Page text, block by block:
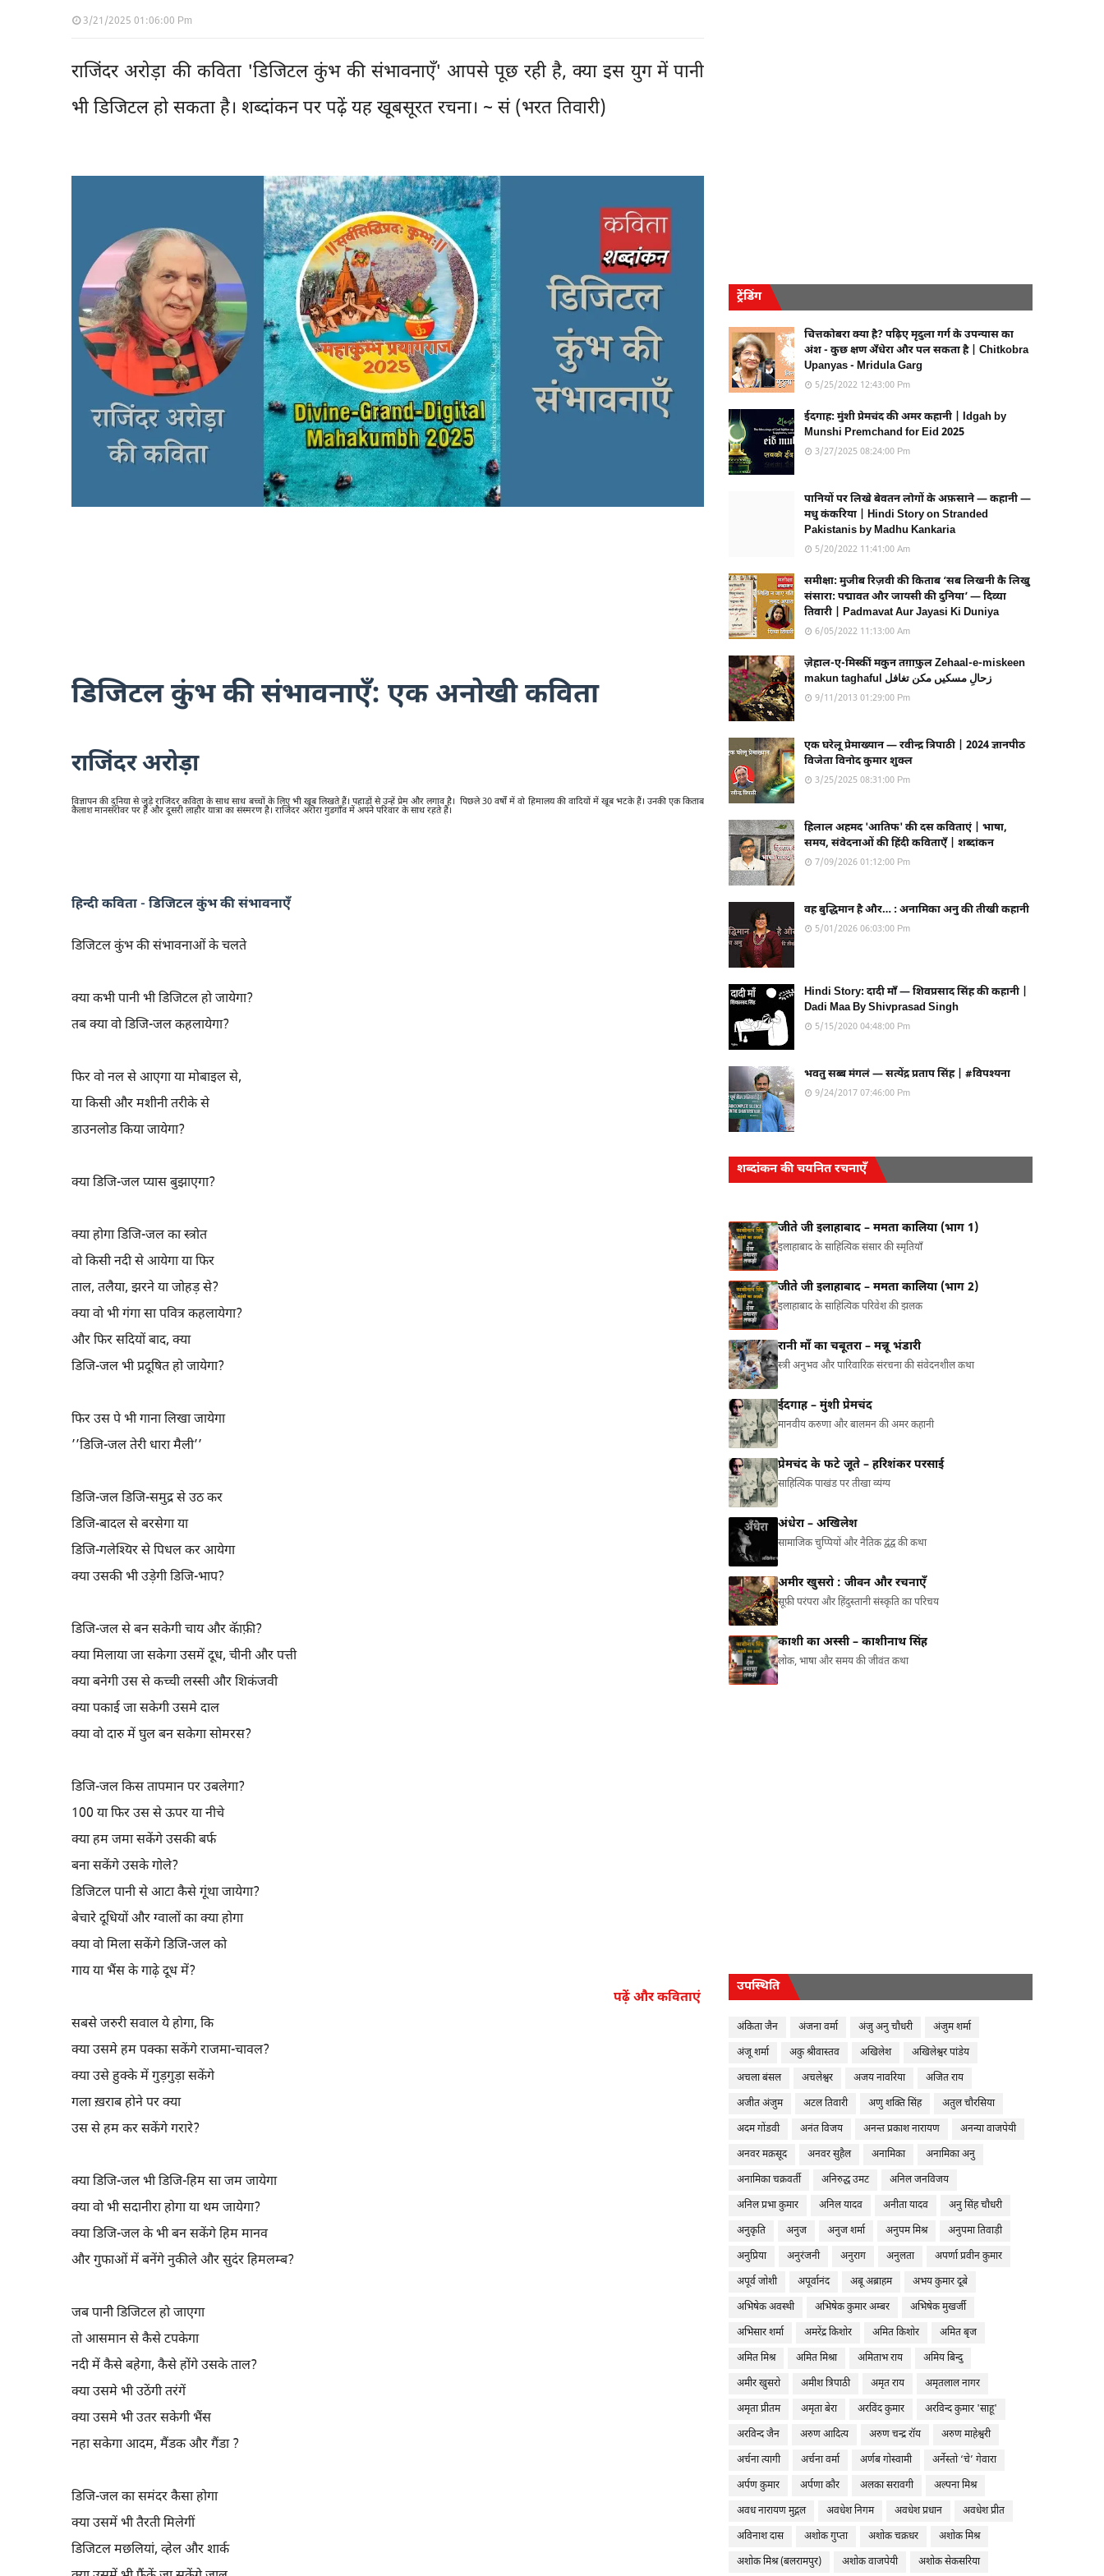
3/21/2025 01:06:00 Pm
राजिंदर अरोड़ा की कविता 'डिजिटल कुंभ की संभावनाएँ' आपसे पूछ रही है, क्या इस युग में पानी
भी डिजिटल हो सकता है। शब्दांकन पर पढ़ें यह खूबसूरत रचना। ~ सं (भरत तिवारी)
डिजिटल कुंभ की संभावनाएँ: एक अनोखी कविता
राजिंदर अरोड़ा
विज्ञापन की दुनिया से जुड़े राजिंदर कविता के साथ साथ बच्चों के लिए भी खूब लिखते हैं। पहाड़ों से उन्हें प्रेम और लगाव है। पिछले 30 वर्षों में वो हिमालय की वादियों में खूब भटके हैं। उनकी एक किताब
कैलाश मानसरोवर पर है और दूसरी लाहौर यात्रा का संस्मरण है। राजिंदर अरोरा गुडगाँव में अपने परिवार के साथ रहते हैं।
हिन्दी कविता - डिजिटल कुंभ की संभावनाएँ
डिजिटल कुंभ की संभावनाओं के चलते
क्या कभी पानी भी डिजिटल हो जायेगा?
तब क्या वो डिजि-जल कहलायेगा?
फिर वो नल से आएगा या मोबाइल से,
या किसी और मशीनी तरीके से
डाउनलोड किया जायेगा?
क्या डिजि-जल प्यास बुझाएगा?
क्या होगा डिजि-जल का स्त्रोत
वो किसी नदी से आयेगा या फिर
ताल, तलैया, झरने या जोहड़ से?
क्या वो भी गंगा सा पवित्र कहलायेगा?
और फिर सदियों बाद, क्या
डिजि-जल भी प्रदूषित हो जायेगा?
फिर उस पे भी गाना लिखा जायेगा
’’डिजि-जल तेरी धारा मैली’’
डिजि-जल डिजि-समुद्र से उठ कर
डिजि-बादल से बरसेगा या
डिजि-गलेश्यिर से पिधल कर आयेगा
क्या उसकी भी उड़ेगी डिजि-भाप?
डिजि-जल से बन सकेगी चाय और कॅाफ़ी?
क्या मिलाया जा सकेगा उसमें दूध, चीनी और पत्ती
क्या बनेगी उस से कच्ची लस्सी और शिकंजवी
क्या पकाई जा सकेगी उसमे दाल
क्या वो दारु में घुल बन सकेगा सोमरस?
डिजि-जल किस तापमान पर उबलेगा?
100 या फिर उस से ऊपर या नीचे
क्या हम जमा सकेंगे उसकी बर्फ
बना सकेंगे उसके गोले?
डिजिटल पानी से आटा कैसे गूंथा जायेगा?
बेचारे दूधियों और ग्वालों का क्या होगा
क्या वो मिला सकेंगे डिजि-जल को
गाय या भैंस के गाढ़े दूध में?
पढ़ें और कविताएं
सबसे जरुरी सवाल ये होगा, कि
क्या उसमे हम पक्का सकेंगे राजमा-चावल?
क्या उसे हुक्के में गुड़गुड़ा सकेंगे
गला ख़राब होने पर क्या
उस से हम कर सकेंगे गरारे?
क्या डिजि-जल भी डिजि-हिम सा जम जायेगा
क्या वो भी सदानीरा होगा या थम जायेगा?
क्या डिजि-जल के भी बन सकेंगे हिम मानव
और गुफाओं में बनेंगे नुकीले और सुदंर हिमलम्ब?
जब पानीे डिजिटल हो जाएगा
तो आसमान से कैसे टपकेगा
नदी में कैसे बहेगा, कैसे होंगे उसके ताल?
क्या उसमे भी उठेंगी तरंगें
क्या उसमे भी उतर सकेगी भैंस
नहा सकेगा आदम, मैंडक और गैंडा ?
डिजि-जल का समंदर कैसा होगा
क्या उसमें भी तैरती मिलेगीं
डिजिटल मछलियां, व्हेल और शार्क
ट्रेंडिंग
चित्तकोबरा क्या है? पढ़िए मृदुला गर्ग के उपन्यास का
अंश - कुछ क्षण अँधेरा और पल सकता है | Chitkobra
Upanyas - Mridula Garg
5/25/2022 12:43:00 Pm
ईदगाह: मुंशी प्रेमचंद की अमर कहानी | Idgah by
Munshi Premchand for Eid 2025
3/27/2025 08:24:00 Pm
पानियों पर लिखे बेवतन लोगों के अफ़साने — कहानी —
मधु कंकरिया | Hindi Story on Stranded
Pakistanis by Madhu Kankaria
5/20/2022 11:41:00 Am
समीक्षा: मुजीब रिज़वी की किताब ‘सब लिखनी कै लिखु
संसारा: पद्मावत और जायसी की दुनिया’ — दिव्या
तिवारी | Padmavat Aur Jayasi Ki Duniya
6/05/2022 11:13:00 Am
ज़ेहाल-ए-मिस्कीं मकुन तग़ाफ़ुल Zehaal-e-miskeen
makun taghaful زحالِ مسکیں مکن تغافل
9/11/2013 01:29:00 Pm
एक घरेलू प्रेमाख्यान — रवीन्द्र त्रिपाठी | 2024 ज्ञानपीठ
विजेता विनोद कुमार शुक्ल
3/25/2025 08:31:00 Pm
हिलाल अहमद 'आतिफ' की दस कविताएं | भाषा,
समय, संवेदनाओं की हिंदी कविताएँ | शब्दांकन
7/09/2026 01:12:00 Pm
वह बुद्धिमान है और… : अनामिका अनु की तीखी कहानी
5/01/2026 06:03:00 Pm
Hindi Story: दादी माँ — शिवप्रसाद सिंह की कहानी |
Dadi Maa By Shivprasad Singh
5/15/2020 04:48:00 Pm
भवतु सब्ब मंगलं — सत्येंद्र प्रताप सिंह | #विपश्यना
9/24/2017 07:46:00 Pm
शब्दांकन की चयनित रचनाएँ
जीते जी इलाहाबाद – ममता कालिया (भाग 1)
इलाहाबाद के साहित्यिक संसार की स्मृतियाँ
जीते जी इलाहाबाद – ममता कालिया (भाग 2)
इलाहाबाद के साहित्यिक परिवेश की झलक
रानी माँ का चबूतरा – मन्नू भंडारी
स्त्री अनुभव और पारिवारिक संरचना की संवेदनशील कथा
ईदगाह – मुंशी प्रेमचंद
मानवीय करुणा और बालमन की अमर कहानी
प्रेमचंद के फटे जूते – हरिशंकर परसाई
साहित्यिक पाखंड पर तीखा व्यंग्य
अंधेरा – अखिलेश
सामाजिक चुप्पियों और नैतिक द्वंद्व की कथा
अमीर खुसरो : जीवन और रचनाएँ
सूफ़ी परंपरा और हिंदुस्तानी संस्कृति का परिचय
काशी का अस्सी – काशीनाथ सिंह
लोक, भाषा और समय की जीवंत कथा
उपस्थिति
अंकिता जैन अंजना वर्मा अंजु अनु चौधरी
अंजुम शर्मा
अंजू शर्मा
अकु श्रीवास्तव अखिलेश
अखिलेश्वर पांडेय
अचला बंसल
अचलेश्वर अजय नावरिया
अजित राय
अजीत अंजुम
अटल तिवारी अणु शक्ति सिंह
अतुल चौरसिया
अदम गोंडवी
अनंत विजय अनन्त प्रकाश नारायण
अनन्या वाजपेयी
अनवर मक़सूद
अनवर सुहैल अनामिका
अनामिका अनु
अनामिका चक्रवर्ती
अनिरुद्ध उमट
अनिल जनविजय
अनिल प्रभा कुमार
अनिल यादव अनीता यादव
अनु सिंह चौधरी
अनुकृति
अनुज अनुज शर्मा अनुपम मिश्र
अनुपमा तिवाड़ी
अनुप्रिया
अनुरंजनी अनुराग अनुलता
अपर्णा प्रवीन कुमार
अपूर्व जोशी
अपूर्वानंद अबू अब्राहम
अभय कुमार दूबे
अभिषेक अवस्थी
अभिषेक कुमार अम्बर
अभिषेक मुखर्जी
अभिसार शर्मा
अमरेंद्र किशोर अमित किशोर
अमित बृज
अमित मिश्र
अमित मिश्रा अमिताभ राय
अमिय बिन्दु
अमीर खुसरो
अमीश त्रिपाठी अमृत राय
अमृतलाल नागर
अमृता प्रीतम
अमृता बेरा अरविंद कुमार
अरविन्द कुमार 'साहू'
अरविन्द जैन
अरुण आदित्य अरुण चन्द्र रॉय
अरुण माहेश्वरी
अर्चना त्यागी
अर्चना वर्मा अर्णब गोस्वामी
अर्नेस्तो ‘चे’ गेवारा
अर्पण कुमार
अर्पणा कौर अलका सरावगी
अल्पना मिश्र
अवध नारायण मुद्गल
अवधेश निगम अवधेश प्रधान
अवधेश प्रीत
अविनाश दास
अशोक गुप्ता अशोक चक्रधर
अशोक मिश्र
अशोक मिश्र (बलरामपुर)
अशोक वाजपेयी अशोक सेकसरिया